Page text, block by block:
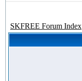
SKFREE Forum Index